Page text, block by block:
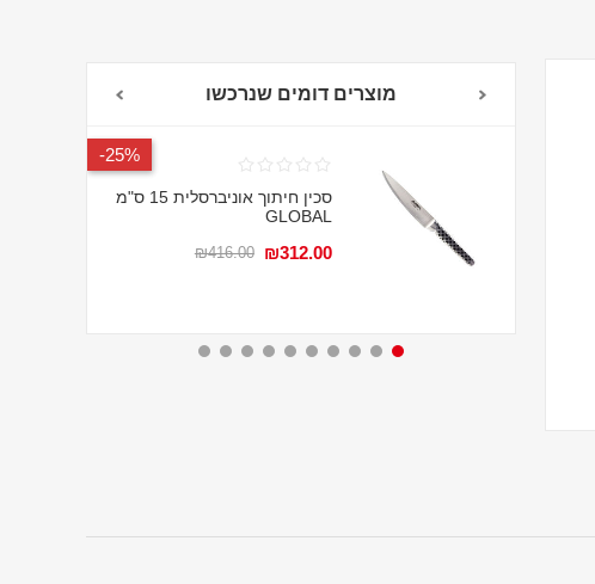
מוצרים דומים שנרכשו
25%-
אחריות לכל החיים
סכין חיתוך אוניברסלית 15 ס"מ
GLOBAL
₪312.00
₪416.00